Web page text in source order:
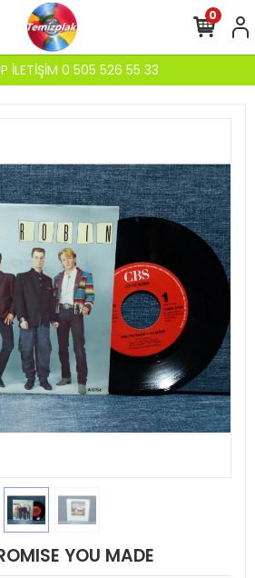
İLETİŞİM 0 505 526 55 33
0
YOU MADE